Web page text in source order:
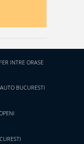
INTRE ORASE
BUCURESTI